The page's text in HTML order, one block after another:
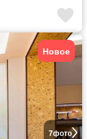
7фото
Новое